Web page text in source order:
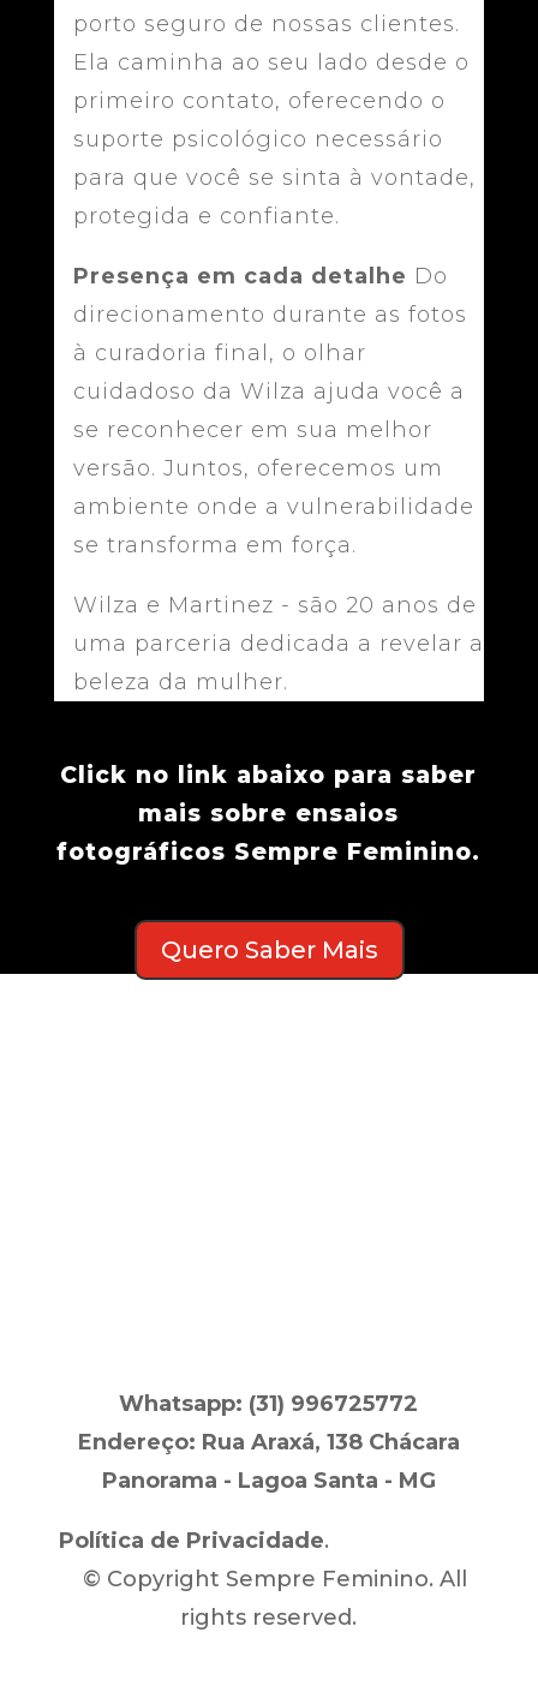
porto seguro de nossas clientes.
Ela caminha ao seu lado desde o
primeiro contato, oferecendo o
suporte psicológico necessário
para que você se sinta à vontade,
protegida e confiante.
Presença em cada detalhe Do
direcionamento durante as fotos
à curadoria final, o olhar
cuidadoso da Wilza ajuda você a
se reconhecer em sua melhor
versão. Juntos, oferecemos um
ambiente onde a vulnerabilidade
se transforma em força.
Wilza e Martinez - são 20 anos de
uma parceria dedicada a revelar a
beleza da mulher.
Click no link abaixo para saber
mais sobre ensaios
fotográficos Sempre Feminino.
Quero Saber Mais
Whatsapp: (31) 996725772
Endereço: Rua Araxá, 138 Chácara
Panorama - Lagoa Santa - MG
Política de Privacidade.
© Copyright Sempre Feminino. All
rights reserved.